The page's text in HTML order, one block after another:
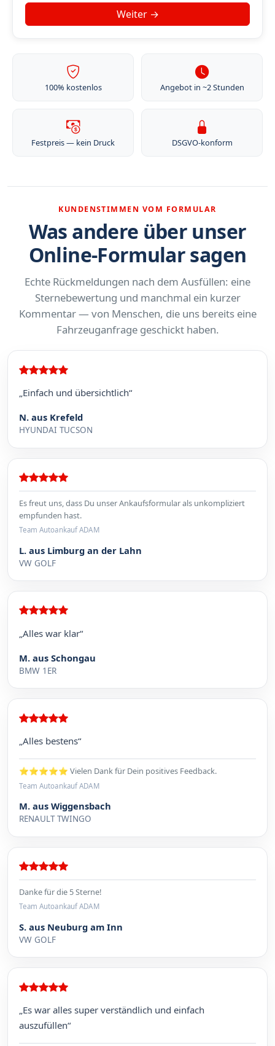
100% kostenlos Angebot in ~2 Stunden
Festpreis — kein Druck DSGVO-konform
KUNDENSTIMMEN VOM FORMULAR
Was andere über unser
Online-Formular sagen
Echte Rückmeldungen nach dem Ausfüllen: eine
Sternebewertung und manchmal ein kurzer
Kommentar — von Menschen, die uns bereits eine
Fahrzeuganfrage geschickt haben.
„Einfach und übersichtlich“
N. aus Krefeld
HYUNDAI TUCSON
Es freut uns, dass Du unser Ankaufsformular als unkompliziert
empfunden hast.
Team Autoankauf ADAM
L. aus Limburg an der Lahn
VW GOLF
„Alles war klar“
M. aus Schongau
BMW 1ER
„Alles bestens“
⭐⭐⭐⭐⭐ Vielen Dank für Dein positives Feedback.
Team Autoankauf ADAM
M. aus Wiggensbach
RENAULT TWINGO
Danke für die 5 Sterne!
Team Autoankauf ADAM
S. aus Neuburg am Inn
VW GOLF
„Es war alles super verständlich und einfach
auszufüllen“